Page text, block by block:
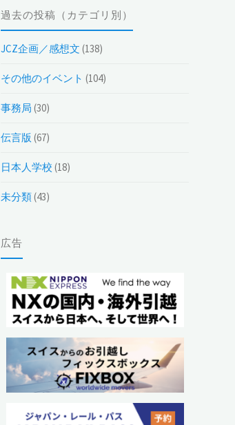
投
稿
（月
過去の投稿（カテゴリ別）
JCZ企画／感想文 (138)
その他のイベント (104)
事務局 (30)
伝言版 (67)
日本人学校 (18)
未分類(43)
広告